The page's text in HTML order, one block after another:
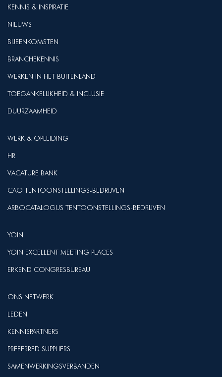
KENNIS & INSPIRATIE
NIEUWS
BIJEENKOMSTEN
BRANCHEKENNIS
WERKEN IN HET BUITENLAND
TOEGANKELIJKHEID & INCLUSIE
DUURZAAMHEID
WERK & OPLEIDING
HR
VACATURE BANK
CAO TENTOONSTELLINGS-BEDRIJVEN
ARBOCATALOGUS TENTOONSTELLINGS-BEDRIJVEN
YOIN
YOIN EXCELLENT MEETING PLACES
ERKEND CONGRESBUREAU
ONS NETWERK
LEDEN
KENNISPARTNERS
PREFERRED SUPPLIERS
SAMENWERKINGSVERBANDEN